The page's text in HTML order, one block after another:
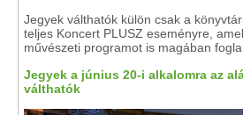
Jegyek válthatók külön csak a
teljes Koncert PLUSZ eseményre,
művészeti programot is magában
Jegyek a június 20-i alkalomra az
válthatók